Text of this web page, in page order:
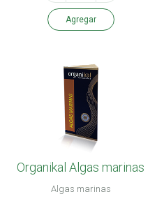
Agregar
Organikal Algas marinas
Algas marinas